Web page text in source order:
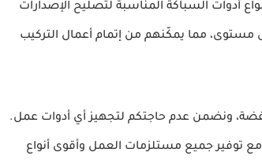
أدوات السباكة المناسبة لتصليح الإصدارات
مستوى، مما يمكّنهم من إتمام أعمال التركيب
ونضمن عدم حاجتكم لتجهيز أي أدوات عمل.
مع توفير جميع مستلزمات العمل وأقوى أنواع